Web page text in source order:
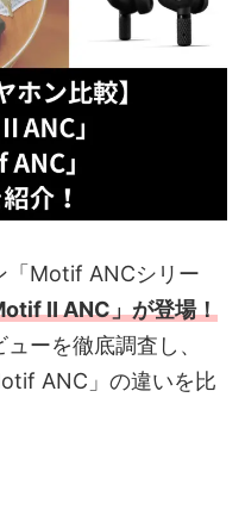
「Motif ANCシリー
ⅡANC」が登場！
ーを徹底調査し、
ANC」の違いを比